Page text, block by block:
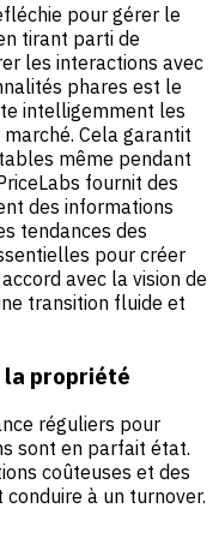
pour gérer le
tirant parti de
les interactions avec
phares est le
intelligemment les
Cela garantit
même pendant
fournit des
des informations
tendances des
pour créer
avec la vision de
transition fluide et
la propriété
réguliers pour
sont en parfait état.
coûteuses et des
à un turnover.